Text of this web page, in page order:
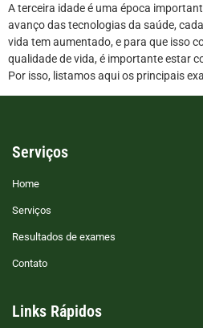
A terceira idade é uma época
avanço das tecnologias da saúde,
vida tem aumentado, e para que isso
qualidade de vida, é importante estar
Por isso, listamos aqui os principais
Serviços
Home
Serviços
Resultados de exames
Contato
Links Rápidos